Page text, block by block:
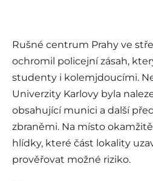
Rušné centrum Prahy ve
ochromil policejní zásah,
studenty i kolemjdoucími.
Univerzity Karlovy byla
obsahující munici a další
zbraněmi. Na místo
hlídky, které část lokality
prověřovat možné riziko.